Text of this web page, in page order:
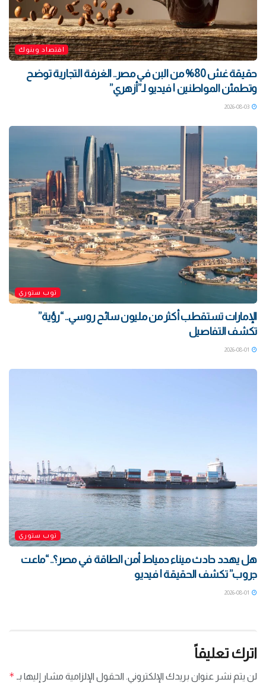
اقتصاد وبنوك
حقيقة غش 80% من البن في مصر.. الغرفة التجارية توضح
وتطمئن المواطنين | فيديو لـ”أزهري”
2026-08-03
توب ستوري
الإمارات تستقطب أكثر من مليون سائح روسي.. “رؤية”
تكشف التفاصيل
2026-08-01
توب ستوري
هل يهدد حادث ميناء دمياط أمن الطاقة في مصر؟.. “ماعت
جروب” تكشف الحقيقة | فيديو
2026-08-01
اترك تعليقاً
لن يتم نشر عنوان بريدك الإلكتروني. الحقول الإلزامية مشار إليها بـ*